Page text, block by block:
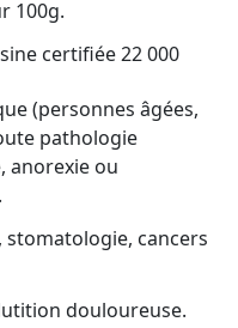
100g.
certifiée 22 000
(personnes âgées,
pathologie
anorexie ou
cancers
douloureuse.